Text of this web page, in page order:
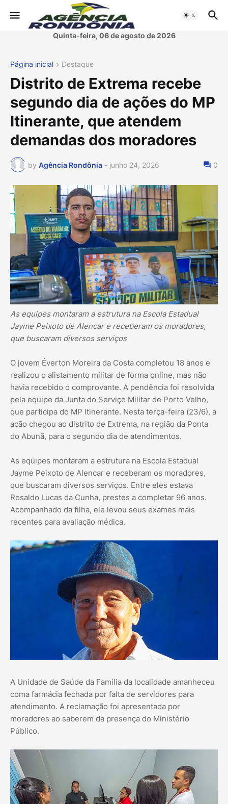
Quinta-feira, 06 de agosto de 2026
Página inicial Destaque
Distrito de Extrema recebe
segundo dia de ações do MP
Itinerante, que atendem
demandas dos moradores
by Agência Rondônia - junho 24, 2026 0
As equipes montaram a estrutura na Escola Estadual
Jayme Peixoto de Alencar e receberam os moradores,
que buscaram diversos serviços
O jovem Éverton Moreira da Costa completou 18 anos e
realizou o alistamento militar de forma online, mas não
havia recebido o comprovante. A pendência foi resolvida
pela equipe da Junta do Serviço Militar de Porto Velho,
que participa do MP Itinerante. Nesta terça-feira (23/6), a
ação chegou ao distrito de Extrema, na região da Ponta
do Abunã, para o segundo dia de atendimentos.
As equipes montaram a estrutura na Escola Estadual
Jayme Peixoto de Alencar e receberam os moradores,
que buscaram diversos serviços. Entre eles estava
Rosaldo Lucas da Cunha, prestes a completar 96 anos.
Acompanhado da filha, ele levou seus exames mais
recentes para avaliação médica.
A Unidade de Saúde da Família da localidade amanheceu
coma farmácia fechada por falta de servidores para
atendimento. A reclamação foi apresentada por
moradores ao saberem da presença do Ministério
Público.